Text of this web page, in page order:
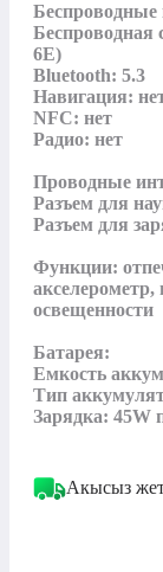
Беспроводная
6E)
Bluetooth: 5.3
Навигация:
NFC: нет
Радио: нет
Проводные
Разъем для
Разъем для
Функции:
акселерометр,
освещенности
Батарея:
Емкость
Тип
Зарядка: 45W
Акысыз